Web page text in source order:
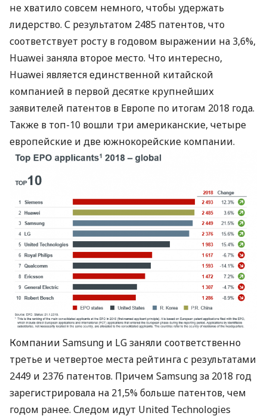
не хватило совсем немного, чтобы удержать
лидерство. С результатом 2485 патентов, что
соответствует росту в годовом выражении на 3,6%,
Huawei заняла второе место. Что интересно,
Huawei является единственной китайской
компанией в первой десятке крупнейших
заявителей патентов в Европе по итогам 2018 года.
Также в топ-10 вошли три американские, четыре
европейские и две южнокорейские компании.
Компании Samsung и LG заняли соответственно
третье и четвертое места рейтинга с результатами
2449 и 2376 патентов. Причем Samsung за 2018 год
зарегистрировала на 21,5% больше патентов, чем
годом ранее. Следом идут United Technologies